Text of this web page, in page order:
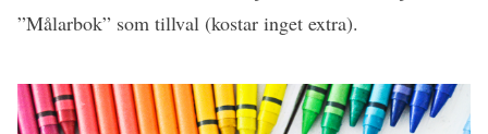
”Målarbok” som tillval (kostar inget extra).